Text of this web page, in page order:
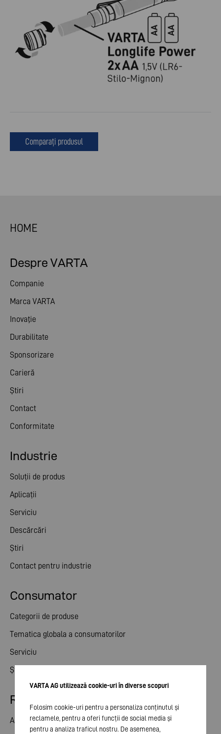
Comparați produsul
HOME
Despre VARTA
Companie
Marca VARTA
Inovaţie
Durabilitate
Sponsorizare
Carieră
Știri
Contact
Conformitate
Consumator
Categorii de produse
Tematica globala a consumatorilor
Serviciu
Știri
Industrie
Soluții de produs
Aplicații
Serviciu
Descărcări
Știri
Contact pentru industrie
Relații cu investitorii
Acțiune
VARTA AG utilizează cookie-uri în diverse scopuri
Folosim cookie-uri pentru a personaliza conținutul și
reclamele, pentru a oferi funcții de social media și
pentru a analiza traficul nostru. De asemenea,